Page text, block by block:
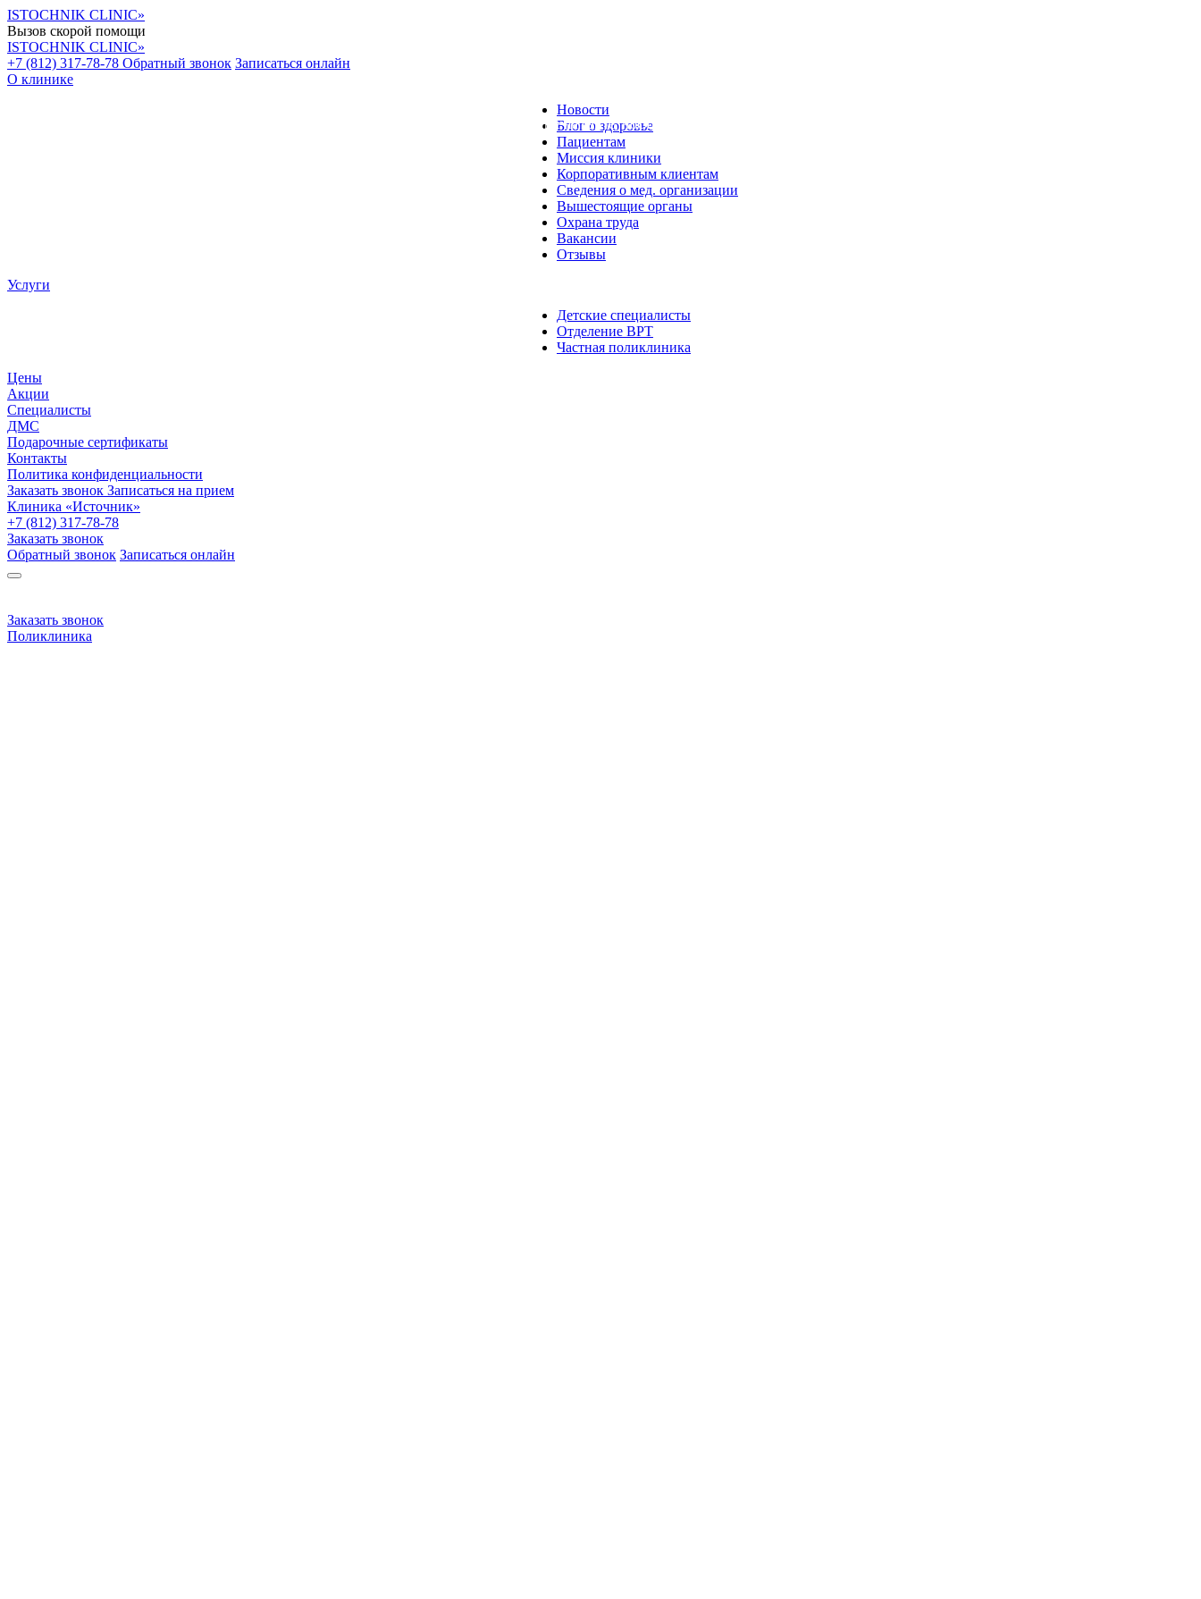
Уважаемые пациенты! Цены, представленные на сайте, носят справочный характер. Для уточнения цен обращайтесь по телефонам клиники
ISTOCHNIK CLINIC»
Вызов скорой помощи
ISTOCHNIK CLINIC»
+7 (812) 317-78-78 Обратный звонок Записаться онлайн
О клинике
Новости
Блог о здоровье
Пациентам
Миссия клиники
Корпоративным клиентам
Сведения о мед. организации
Вышестоящие органы
Охрана труда
Вакансии
Отзывы
Услуги
Детские специалисты
Отделение ВРТ
Частная поликлиника
Цены
Акции
Специалисты
ДМС
Подарочные сертификаты
Контакты
Политика конфиденциальности
Заказать звонок Записаться на прием
Клиника «Источник»
+7 (812) 317-78-78
Заказать звонок
Обратный звонок Записаться онлайн
Заказать звонок
Поликлиника